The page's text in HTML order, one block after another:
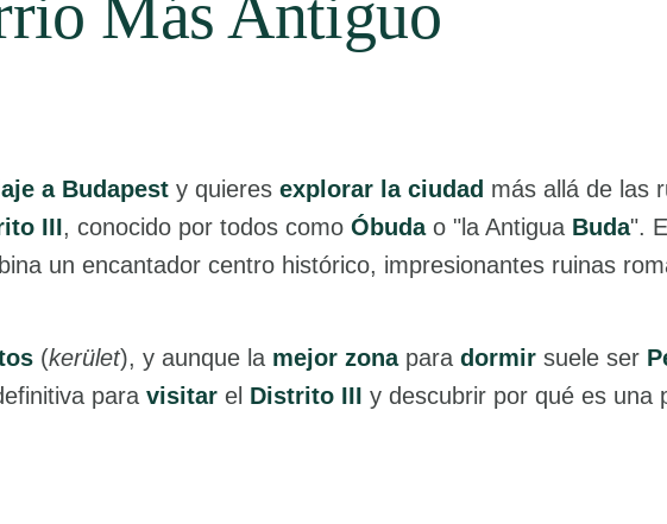
Más Antiguo
a Budapest y quieres explorar la ciudad más allá de las
III, conocido por todos como Óbudao "la Antigua Buda".
un encantador centro histórico, impresionantes ruinas
(kerület), y aunque la mejor zonapara dormir suele ser
para visitar el Distrito III y descubrir por qué es una